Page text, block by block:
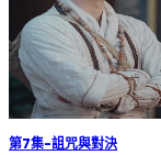
第7集-詛咒與對決